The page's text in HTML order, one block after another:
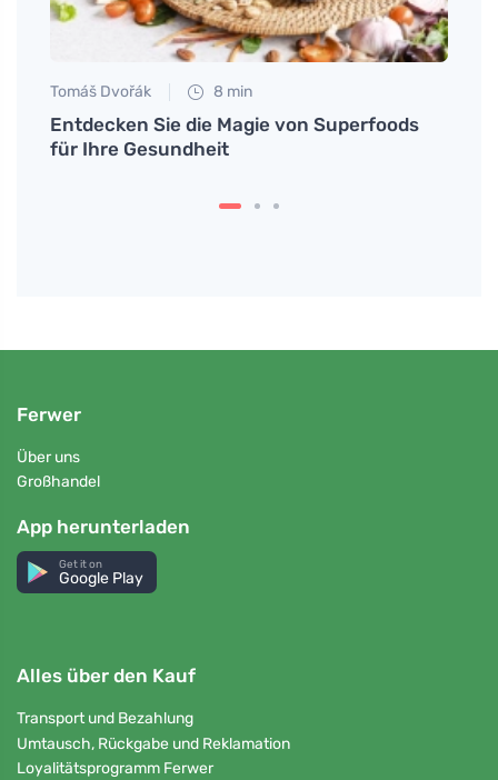
Tomáš Dvořák 8 min
Entdecken Sie die Magie von Superfoods
für Ihre Gesundheit
Ferwer
Über uns
Großhandel
App herunterladen
Get it on
Google Play
Alles über den Kauf
Transport und Bezahlung
Umtausch, Rückgabe und Reklamation
Loyalitätsprogramm Ferwer